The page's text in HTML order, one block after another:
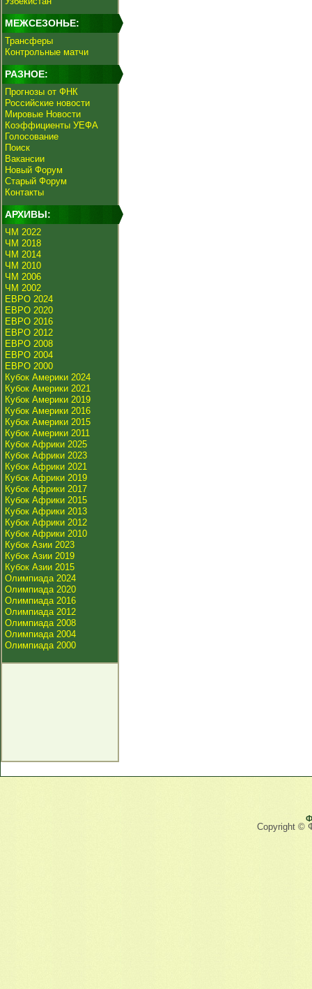
МЕЖСЕЗОНЬЕ:
Трансферы
Контрольные матчи
РАЗНОЕ:
Прогнозы от ФНК
Российские новости
Мировые Новости
Коэффициенты УЕФА
Голосование
Поиск
Вакансии
Новый Форум
Старый Форум
Контакты
АРХИВЫ:
ЧМ 2022
ЧМ 2018
ЧМ 2014
ЧМ 2010
ЧМ 2006
ЧМ 2002
ЕВРО 2024
ЕВРО 2020
ЕВРО 2016
ЕВРО 2012
ЕВРО 2008
ЕВРО 2004
ЕВРО 2000
Кубок Америки 2024
Кубок Америки 2021
Кубок Америки 2019
Кубок Америки 2016
Кубок Америки 2015
Кубок Америки 2011
Кубок Африки 2025
Кубок Африки 2023
Кубок Африки 2021
Кубок Африки 2019
Кубок Африки 2017
Кубок Африки 2015
Кубок Африки 2013
Кубок Африки 2012
Кубок Африки 2010
Кубок Азии 2023
Кубок Азии 2019
Кубок Азии 2015
Олимпиада 2024
Олимпиада 2020
Олимпиада 2016
Олимпиада 2012
Олимпиада 2008
Олимпиада 2004
Олимпиада 2000
Copyright ©